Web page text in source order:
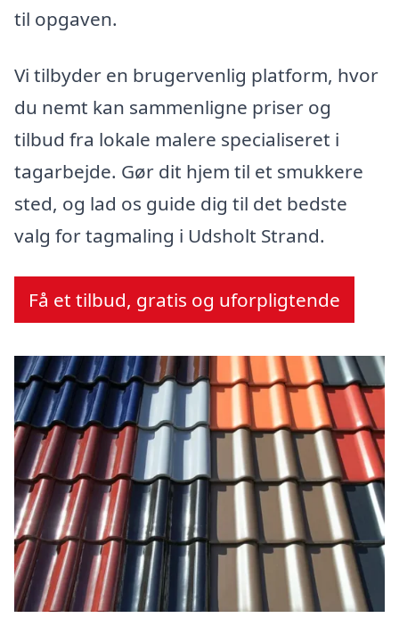
til opgaven.
Vi tilbyder en brugervenlig platform, hvor
du nemt kan sammenligne priser og
tilbud fra lokale malere specialiseret i
tagarbejde. Gør dit hjem til et smukkere
sted, og lad os guide dig til det bedste
valg for tagmaling i Udsholt Strand.
Få et tilbud, gratis og uforpligtende